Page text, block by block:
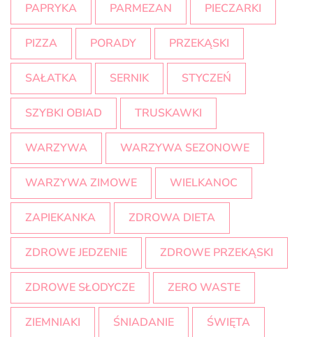
PAPRYKA PARMEZAN PIECZARKI
PIZZA PORADY PRZEKĄSKI
SAŁATKA SERNIK STYCZEŃ
SZYBKI OBIAD TRUSKAWKI
WARZYWA WARZYWA SEZONOWE
WARZYWA ZIMOWE WIELKANOC
ZAPIEKANKA ZDROWA DIETA
ZDROWE JEDZENIE ZDROWE PRZEKĄSKI
ZDROWE SŁODYCZE ZERO WASTE
ZIEMNIAKI ŚNIADANIE ŚWIĘTA